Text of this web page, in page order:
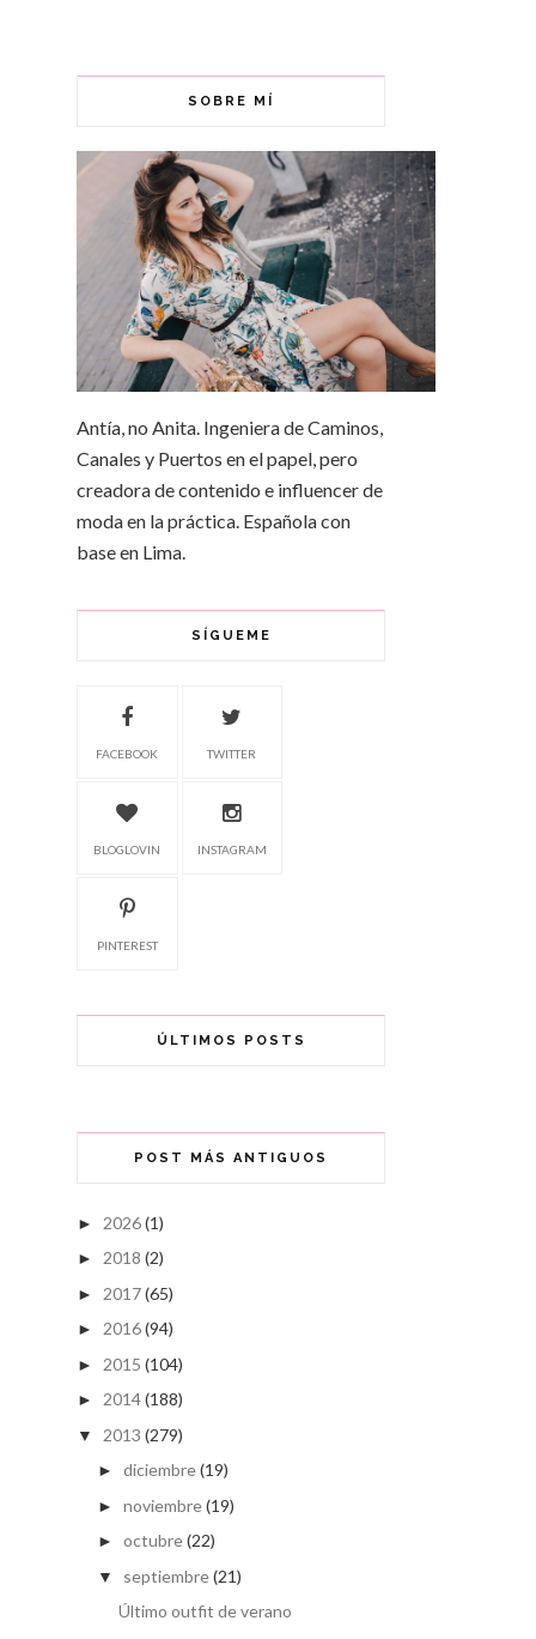
SOBRE MÍ
Antía, no Anita. Ingeniera de Caminos,
Canales y Puertos en el papel, pero
creadora de contenido e influencer de
moda en la práctica. Española con
base en Lima.
SÍGUEME
FACEBOOK TWITTER
BLOGLOVIN INSTAGRAM
PINTEREST
ÚLTIMOS POSTS
POST MÁS ANTIGUOS
► 2026(1)
► 2018 (2)
► 2017(65)
► 2016(94)
► 2015 (104)
► 2014(188)
▼ 2013 (279)
► diciembre(19)
► noviembre(19)
► octubre(22)
▼ septiembre(21)
Último outfit de verano